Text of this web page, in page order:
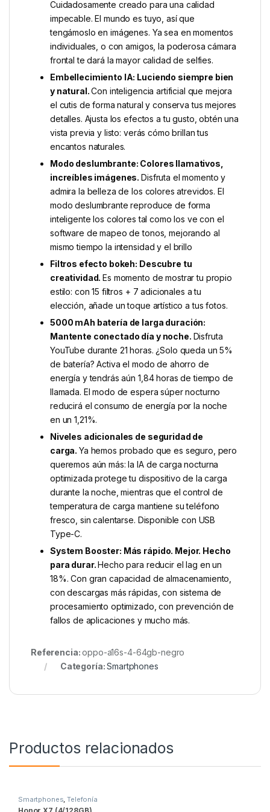
Cuidadosamente creado para una calidad
impecable. El mundo es tuyo, así que
tengámoslo en imágenes. Ya sea en momentos
individuales, o con amigos, la poderosa cámara
frontal te dará la mayor calidad de selfies.
Embellecimiento IA: Luciendo siempre bien
y natural.Con inteligencia artificial que mejora
el cutis de forma natural y conserva tus mejores
detalles. Ajusta los efectos a tu gusto, obtén una
vista previa y listo: verás cómo brillan tus
encantos naturales.
Modo deslumbrante: Colores llamativos,
increíbles imágenes.Disfruta el momento y
admira la belleza de los colores atrevidos. El
modo deslumbrante reproduce de forma
inteligente los colores tal como los ve con el
software de mapeo de tonos, mejorando al
mismo tiempo la intensidad y el brillo
Filtros efecto bokeh: Descubre tu
creatividad.Es momento de mostrar tu propio
estilo: con 15 filtros + 7 adicionales a tu
elección, añade un toque artístico a tus fotos.
5000 mAh batería de larga duración:
Mantente conectado día y noche. Disfruta
YouTube durante 21 horas. ¿Solo queda un 5%
de batería? Activa el modo de ahorro de
energía y tendrás aún 1,84 horas de tiempo de
llamada. El modo de espera súper nocturno
reducirá el consumo de energía por la noche
en un 1,21%.
Niveles adicionales de seguridad de
carga.Ya hemos probado que es seguro, pero
queremos aún más: la IA de carga nocturna
optimizada protege tu dispositivo de la carga
durante la noche, mientras que el control de
temperatura de carga mantiene su teléfono
fresco, sin calentarse. Disponible con USB
Type-C.
System Booster: Más rápido. Mejor. Hecho
para durar.Hecho para reducir el lag en un
18%. Con gran capacidad de almacenamiento,
con descargas más rápidas, con sistema de
procesamiento optimizado, con prevención de
fallos de aplicaciones y mucho más.
Referencia:oppo-a16s-4-64gb-negro
Categoría:Smartphones
Productos relacionados
Smartphones,Telefonía